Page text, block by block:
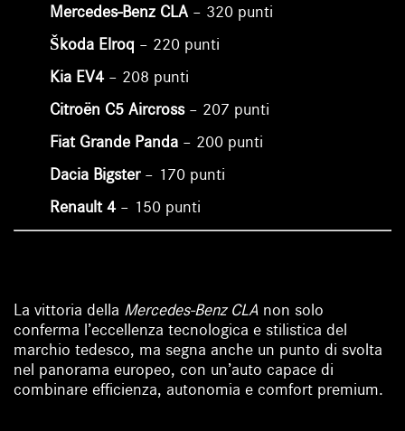
Mercedes-Benz CLA – 320 punti
Škoda Elroq – 220 punti
Kia EV4– 208 punti
Citroën C5 Aircross– 207 punti
Fiat Grande Panda – 200 punti
Dacia Bigster– 170 punti
Renault 4– 150 punti
La vittoria della Mercedes-Benz CLA non solo
conferma l’eccellenza tecnologica e stilistica del
marchio tedesco, ma segna anche un punto di svolta
nel panorama europeo, con un’auto capace di
combinare efficienza, autonomia e comfort premium.